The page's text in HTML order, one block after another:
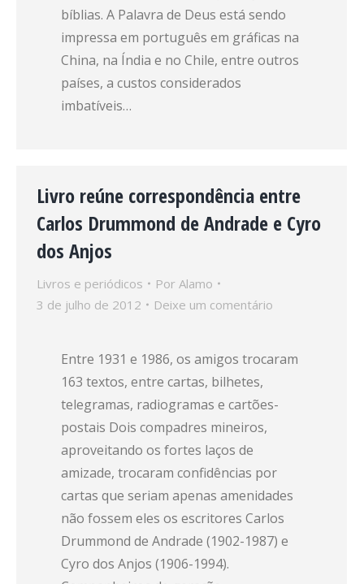
bíblias. A Palavra de Deus está sendo
impressa em português em gráficas na
China, na Índia e no Chile, entre outros
países, a custos considerados
imbatíveis…
Livro reúne correspondência entre
Carlos Drummond de Andrade e Cyro
dos Anjos
Livros e periódicos Por Alamo
3 de julho de 2012
Deixe um comentário
Entre 1931 e 1986, os amigos trocaram
163 textos, entre cartas, bilhetes,
telegramas, radiogramas e cartões-
postais Dois compadres mineiros,
aproveitando os fortes laços de
amizade, trocaram confidências por
cartas que seriam apenas amenidades
não fossem eles os escritores Carlos
Drummond de Andrade (1902-1987) e
Cyro dos Anjos (1906-1994).